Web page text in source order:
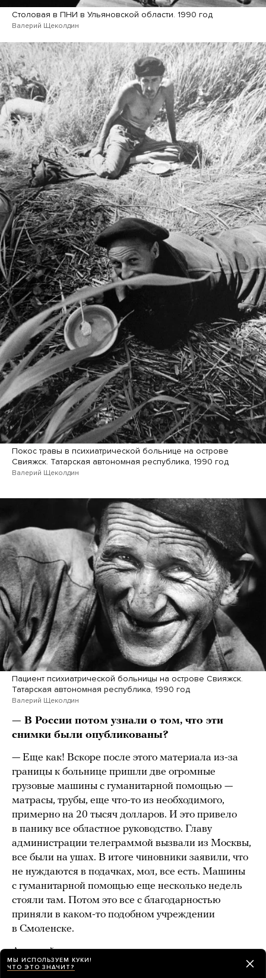
Столовая в ПНИ в Ульяновской области. 1990 год
Валерий Щеколдин
Покос травы в психиатрической больнице на острове
Свияжск. Татарская автономная республика, 1990 год
Валерий Щеколдин
Пациент психиатрической больницы на острове Свияжск.
Татарская автономная республика, 1990 год
Валерий Щеколдин
— В России потом узнали о том, что эти
снимки были опубликованы?
— Еще как! Вскоре после этого материала из-за
границы к больнице пришли две огромные
грузовые машины с гуманитарной помощью —
матрасы, трубы, еще что-то из необходимого,
примерно на 20 тысяч долларов. И это привело
в панику все областное руководство. Главу
администрации телеграммой вызвали из Москвы,
все были на ушах. В итоге чиновники заявили, что
не нуждаются в подачках, мол, все есть. Машины
с гуманитарной помощью еще несколько недель
стояли там. Потом это все с благодарностью
приняли в каком-то подобном учреждении
в Смоленске.
А российские чиновники в то учреждение
прислали действительно мелкую подачку —
МЫ ИСПОЛЬЗУЕМ КУКИ!
ЧТО ЭТО ЗНАЧИТ?